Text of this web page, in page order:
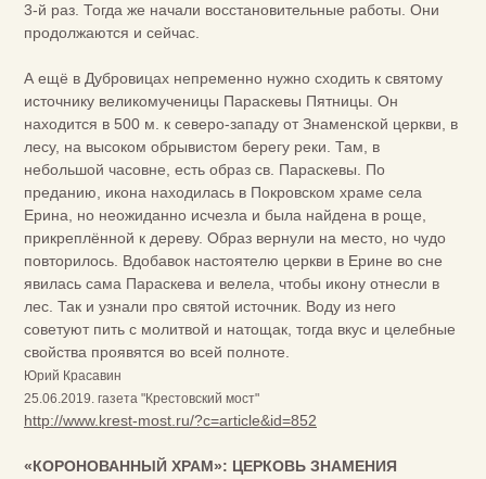
3-й раз. Тогда же начали восстановительные работы. Они
продолжаются и сейчас.
А ещё в Дубровицах непременно нужно сходить к святому
источнику великомученицы Параскевы Пятницы. Он
находится в 500 м. к северо-западу от Знаменской церкви, в
лесу, на высоком обрывистом берегу реки. Там, в
небольшой часовне, есть образ св. Параскевы. По
преданию, икона находилась в Покровском храме села
Ерина, но неожиданно исчезла и была найдена в роще,
прикреплённой к дереву. Образ вернули на место, но чудо
повторилось. Вдобавок настоятелю церкви в Ерине во сне
явилась сама Параскева и велела, чтобы икону отнесли в
лес. Так и узнали про святой источник. Воду из него
советуют пить с молитвой и натощак, тогда вкус и целебные
свойства проявятся во всей полноте.
Юрий Красавин
25.06.2019. газета "Крестовский мост"
http://www.krest-most.ru/?c=article&id=852
«КОРОНОВАННЫЙ ХРАМ»: ЦЕРКОВЬ ЗНАМЕНИЯ